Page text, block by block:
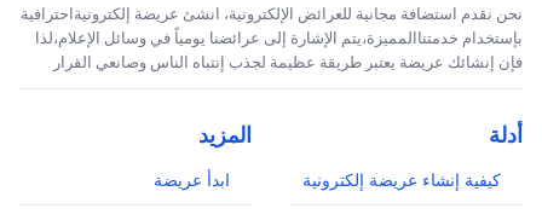
نحن نقدم استضافة مجانية للعرائض الإلكترونية، انشئ عريضة إلكترونيةاحترافية
بإستخدام خدمتناالمميزة،يتم الإشارة إلى عرائضنا يومياً في وسائل الإعلام،لذا
فإن إنشائك عريضة يعتبر طريقة عظيمة لجذب إنتباه الناس وصانعي القرار
أدلة
كيفية إنشاء عريضة إلكترونية
المزيد
ابدأ عريضة